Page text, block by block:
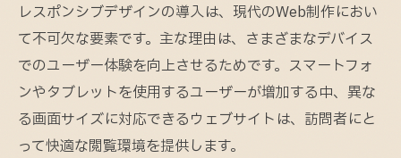
レスポンシブデザインの導入は、現代のWeb制作におい
て不可欠な要素です。主な理由は、さまざまなデバイス
でのユーザー体験を向上させるためです。スマートフォ
ンやタブレットを使用するユーザーが増加する中、異な
る画面サイズに対応できるウェブサイトは、訪問者にと
って快適な閲覧環境を提供します。